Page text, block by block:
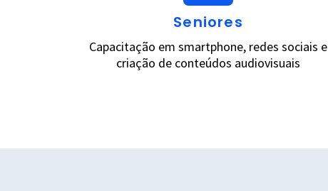
Seniores
Capacitação em smartphone, redes sociais e
criação de conteúdos audiovisuais